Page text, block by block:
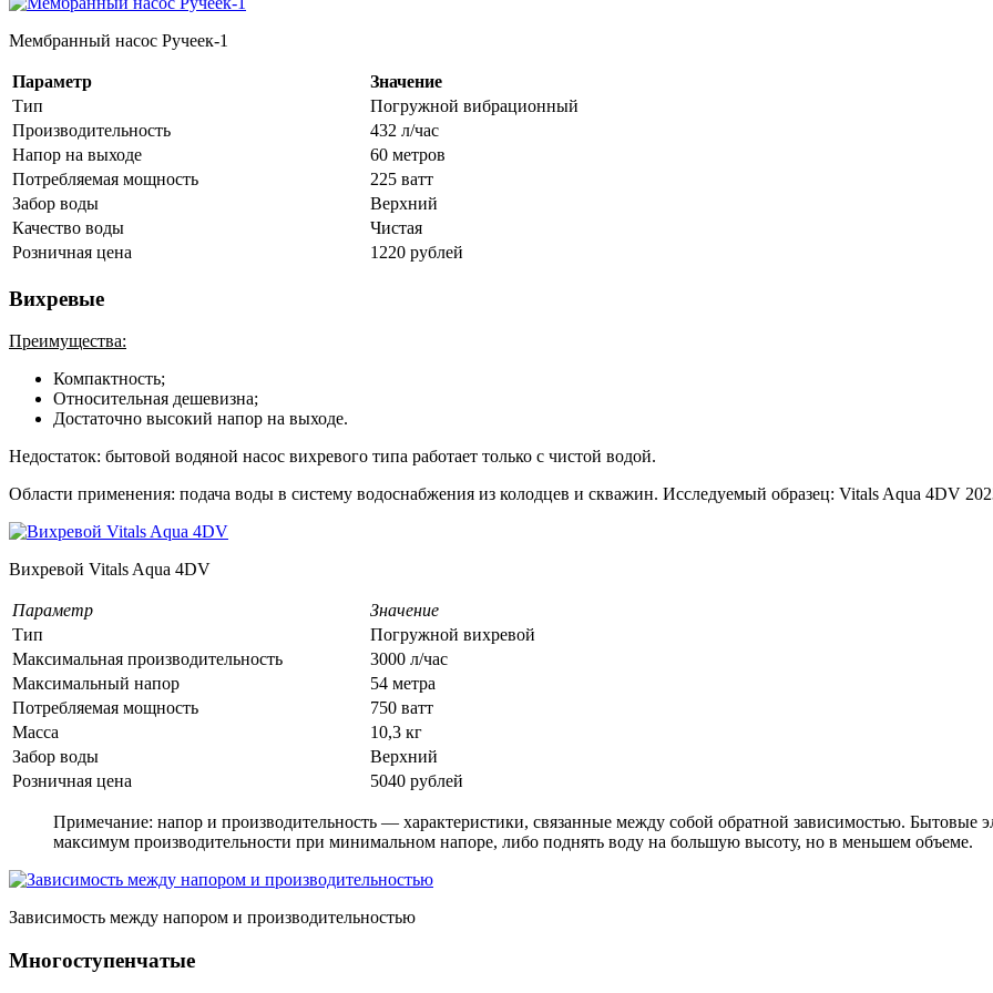
Мембранный насос Ручеек-1
Параметр
Значение
Тип
Погружной вибрационный
Производительность
432 л/час
Напор на выходе
60 метров
Потребляемая мощность
225 ватт
Забор воды
Верхний
Качество воды
Чистая
Розничная цена
1220 рублей
Вихревые
Преимущества:
Компактность;
Относительная дешевизна;
Достаточно высокий напор на выходе.
Недостаток: бытовой водяной насос вихревого типа работает только с чистой водой.
Области применения: подача воды в систему водоснабжения из колодцев и скважин. Исследуемый образец: Vitals Aqua 4DV
Вихревой Vitals Aqua 4DV
Параметр
Значение
Тип
Погружной вихревой
Максимальная производительность
3000 л/час
Максимальный напор
54 метра
Потребляемая мощность
750 ватт
Масса
10,3 кг
Забор воды
Верхний
Розничная цена
5040 рублей
Примечание: напор и производительность — характеристики, связанные между собой обратной зависимостью. Бытовые
максимум производительности при минимальном напоре, либо поднять воду на большую высоту, но в меньшем объеме.
Зависимость между напором и производительностью
Многоступенчатые